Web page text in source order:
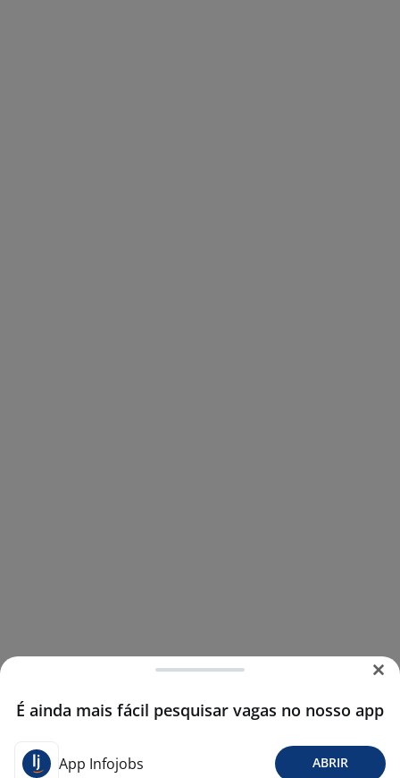
É ainda mais fácil pesquisar vagas no nosso app
App Infojobs ABRIR